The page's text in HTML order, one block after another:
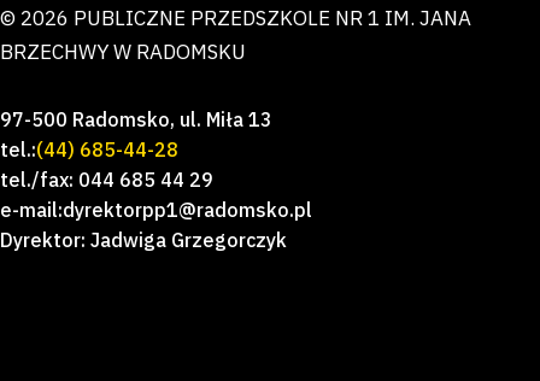
© 2026 PUBLICZNE PRZEDSZKOLE NR 1 IM. JANA
BRZECHWY W RADOMSKU
97-500 Radomsko, ul. Miła 13
tel.:(44) 685-44-28
tel./fax: 044 685 44 29
e-mail:dyrektorpp1@radomsko.pl
Dyrektor: Jadwiga Grzegorczyk